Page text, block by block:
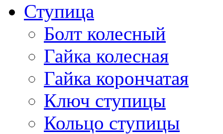
Ступица
Болт колесный
Гайка колесная
Гайка корончатая
Ключ ступицы
Кольцо ступицы